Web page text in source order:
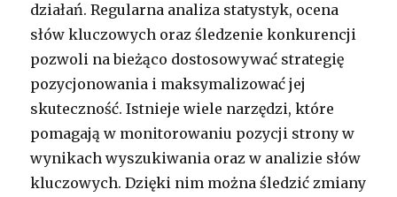
działań. Regularna analiza statystyk, ocena
słów kluczowych oraz śledzenie konkurencji
pozwoli na bieżąco dostosowywać strategię
pozycjonowania i maksymalizować jej
skuteczność. Istnieje wiele narzędzi, które
pomagają w monitorowaniu pozycji strony w
wynikach wyszukiwania oraz w analizie słów
kluczowych. Dzięki nim można śledzić zmiany